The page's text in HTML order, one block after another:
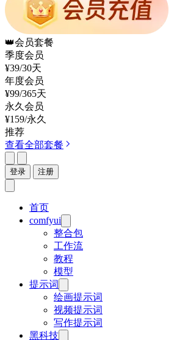
👑会员套餐
季度会员
¥39/30天
年度会员
¥99/365天
永久会员
¥159/永久
推荐
查看全部套餐
登录 注册
首页
comfyui
整合包
工作流
教程
模型
提示词
绘画提示词
视频提示词
写作提示词
黑科技